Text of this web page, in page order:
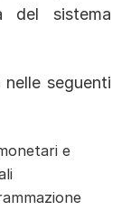
del sistema
seguenti
e